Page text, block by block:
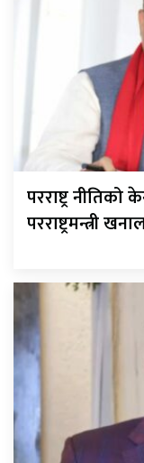
परराष्ट्र
परराष्ट्रमन्त्री